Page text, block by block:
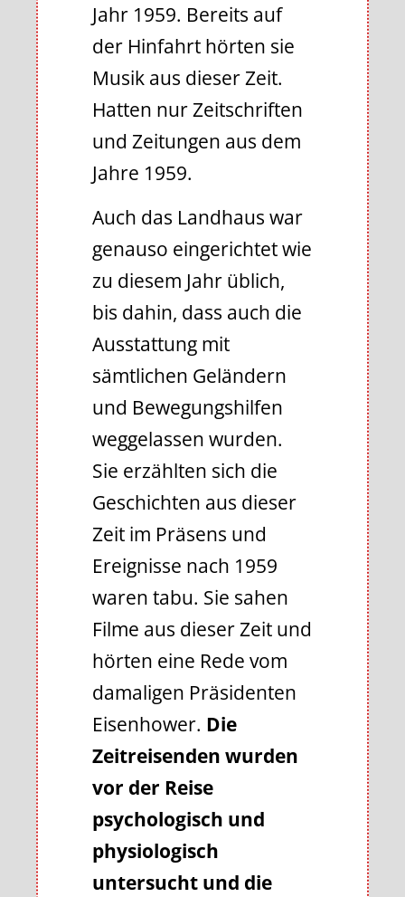
Jahr 1959. Bereits auf
der Hinfahrt hörten sie
Musik aus dieser Zeit.
Hatten nur Zeitschriften
und Zeitungen aus dem
Jahre 1959.
Auch das Landhaus war
genauso eingerichtet wie
zu diesem Jahr üblich,
bis dahin, dass auch die
Ausstattung mit
sämtlichen Geländern
und Bewegungshilfen
weggelassen wurden.
Sie erzählten sich die
Geschichten aus dieser
Zeit im Präsens und
Ereignisse nach 1959
waren tabu. Sie sahen
Filme aus dieser Zeit und
hörten eine Rede vom
damaligen Präsidenten
Eisenhower. Die
Zeitreisenden wurden
vor der Reise
psychologisch und
physiologisch
untersucht und die